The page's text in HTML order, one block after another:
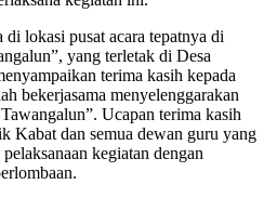
lokasi pusat acara tepatnya di
yang terletak di Desa
terima kasih kepada
bekerjasama menyelenggarakan
Ucapan terima kasih
Kabat dan semua dewan guru yang
kegiatan dengan